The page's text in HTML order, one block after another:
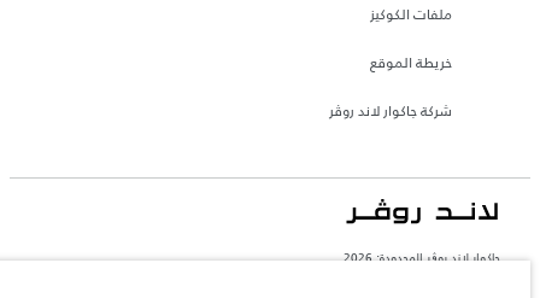
ملفات الكوكيز
خريطة الموقع
شركة جاكوار لاند روڤر
جاكوار لاند روڨر المحدودة: 2026